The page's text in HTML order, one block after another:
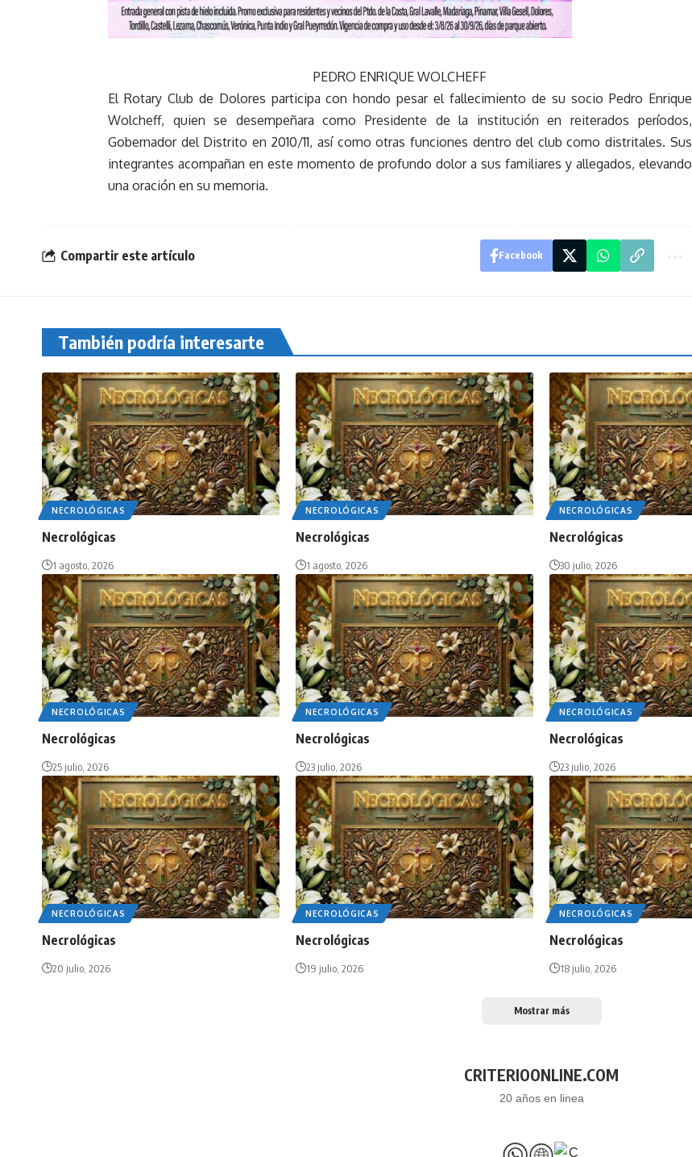
PEDRO ENRIQUE WOLCHEFF
El Rotary Club de Dolores participa con hondo pesar el fallecimiento de su socio Pedro Enrique
Wolcheff, quien se desempeñara como Presidente de la institución en reiterados períodos,
Gobernador del Distrito en 2010/11, así como otras funciones dentro del club como distritales. Sus
integrantes acompañan en este momento de profundo dolor a sus familiares y allegados, elevando
una oración en su memoria.
Compartir este artículo Facebook
También podría interesarte
NECROLÓGICAS
Necrológicas
1 agosto, 2026
NECROLÓGICAS
Necrológicas
1 agosto, 2026
NECROLÓGICAS
Necrológicas
30 julio, 2026
NECROLÓGICAS
Necrológicas
25 julio, 2026
NECROLÓGICAS
Necrológicas
23 julio, 2026
NECROLÓGICAS
Necrológicas
23 julio, 2026
NECROLÓGICAS
Necrológicas
20 julio, 2026
NECROLÓGICAS
Necrológicas
19 julio, 2026
NECROLÓGICAS
Necrológicas
18 julio, 2026
Mostrar más
CRITERIOONLINE.COM
20 años en linea